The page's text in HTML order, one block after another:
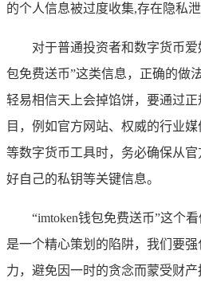
的个人信息被过度收集,存在隐私泄
对于普通投资者和数字货币爱
包免费送币”这类信息，正确的做
轻易相信天上会掉馅饼，要通过
目，例如官方网站、权威的行业
等数字货币工具时，务必确保从
好自己的私钥等关键信息。
“imtoken钱包免费送币”这个
是一个精心策划的陷阱，我们要
力，避免因一时的贪念而蒙受财